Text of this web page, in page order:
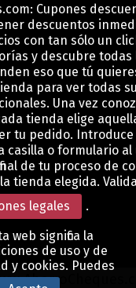
Cupones
descuentos
con tan sólo un
y descubre todas
eso que tú
para ver todas
Una vez
tienda elige
tu pedido. Introduce
casilla o formulario al
de tu proceso de
tienda elegida.
legales .
web significa la
de uso y de
y cookies. Puedes